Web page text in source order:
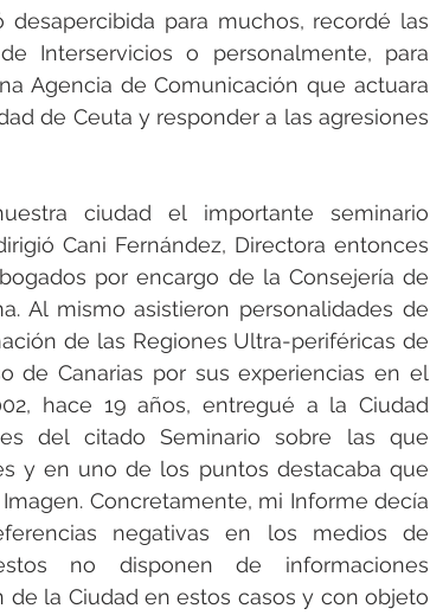
para muchos, recordé las
Interservicios o personalmente, para
Agencia de Comunicación que actuara
de Ceuta y responder a las agresiones
ciudad el importante seminario
Cani Fernández, Directora entonces
por encargo de la Consejería de
Al mismo asistieron personalidades de
de las Regiones Ultra-periféricas de
de Canarias por sus experiencias en el
hace 19 años, entregué a la Ciudad
del citado Seminario sobre las que
y en uno de los puntos destacaba que
Concretamente, mi Informe decía
negativas en los medios de
no disponen de informaciones
la Ciudad en estos casos y con objeto